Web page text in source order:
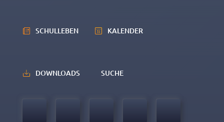
SCHULLEBEN KALENDER
DOWNLOADS SUCHE